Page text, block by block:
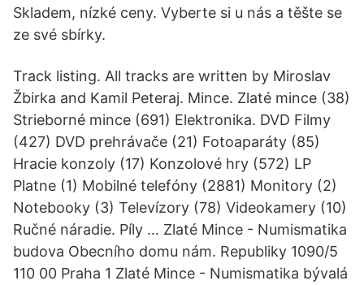
Skladem, nízké ceny. Vyberte si u nás a těšte se
ze své sbírky.
Track listing. All tracks are written by Miroslav
Žbirka and Kamil Peteraj. Mince. Zlaté mince (38)
Strieborné mince (691) Elektronika. DVD Filmy
(427) DVD prehrávače (21) Fotoaparáty (85)
Hracie konzoly (17) Konzolové hry (572) LP
Platne (1) Mobilné telefóny (2881) Monitory (2)
Notebooky (3) Televízory (78) Videokamery (10)
Ručné náradie. Píly … Zlaté Mince - Numismatika
budova Obecního domu nám. Republiky 1090/5
110 00 Praha 1 Zlaté Mince - Numismatika bývalá